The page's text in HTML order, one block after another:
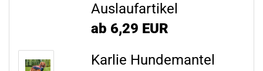
Auslaufartikel
ab 6,29 EUR
Karlie Hundemantel